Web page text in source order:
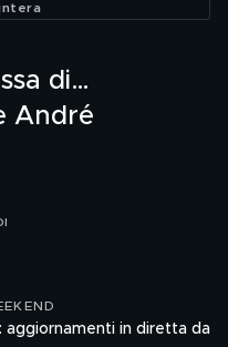
di…
André
aggiornamenti in diretta da